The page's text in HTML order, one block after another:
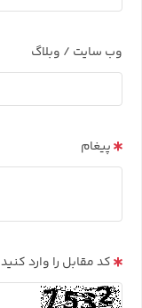
وب سایت / وبلاگ
پیغام
کد مقابل را وارد کنید